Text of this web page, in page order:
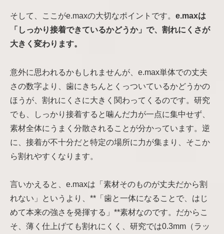
そして、ここがe.maxの大切なポイントです。 e.maxは
「しっかり接着できているかどうか」で、割れにくさが
大きく変わります。
意外に思われるかもしれませんが、e.max単体での丈夫
さの数字より、歯にきちんとくっついているかどうかの
ほうが、割れにくさに大きく関わってくるのです。研究
でも、しっかり接着すると噛んだ力が一点に集中せず、
素材全体にうまく分散されることが分かっています。逆
に、接着が不十分だと特定の場所に力が集まり、そこか
ら割れやすくなります。
言いかえると、e.maxは「素材そのものが丈夫だから割
れない」というより、**「歯と一体になることで、はじ
めて本来の強さを発揮する」**素材なのです。だからこ
そ、薄く仕上げても割れにくく、研究では0.3mm（ラッ